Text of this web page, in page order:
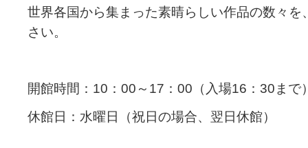
世界各国から集まった素晴らしい作品の数々
さい。
開館時間：10：00～17：00（入場16：30まで
休館日：水曜日（祝日の場合、翌日休館）